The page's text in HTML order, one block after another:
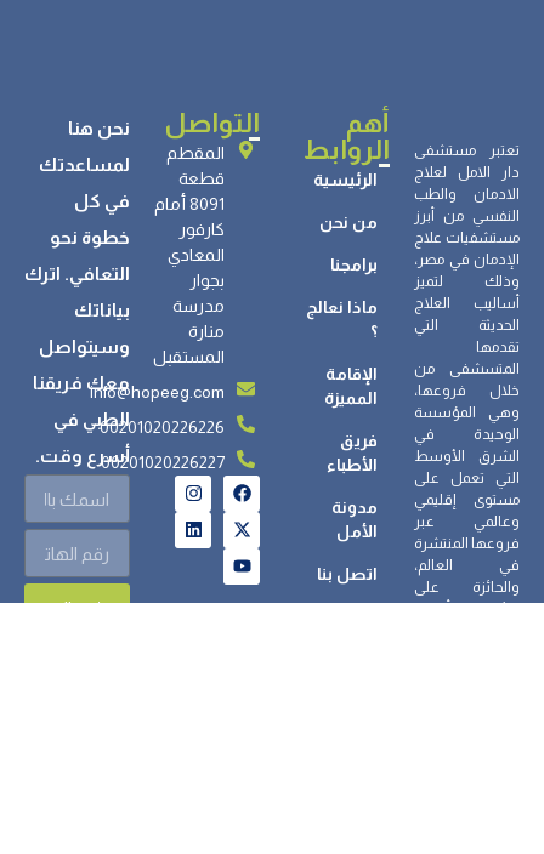
تعتبر مستشفى
دار الامل لعلاج
الادمان والطب
النفسي من أبرز
مستشفيات علاج
الإدمان في مصر،
وذلك لتميز
أساليب العلاج
الحديثة التي
تقدمها
المتسشفى من
خلال فروعها،
وهي المؤسسة
الوحيدة في
الشرق الأوسط
التي تعمل على
مستوى إقليمي
وعالمي عبر
فروعها المنتشرة
في العالم،
والحائزة على
أهم
الروابط
الرئيسية
من نحن
برامجنا
ماذا نعالج
؟
الإقامة
المميزة
فريق
الأطباء
مدونة
الأمل
اتصل بنا
التواصل
المقطم
قطعة
8091 أمام
كارفور
المعادي
بجوار
مدرسة
منارة
المستقبل
info@hopeeg.com
00201020226226
00201020226227
نحن هنا
لمساعدتك
في كل
خطوة نحو
التعافي. اترك
بياناتك
وسيتواصل
معك فريقنا
الطبي في
أسرع وقت.
إرسال